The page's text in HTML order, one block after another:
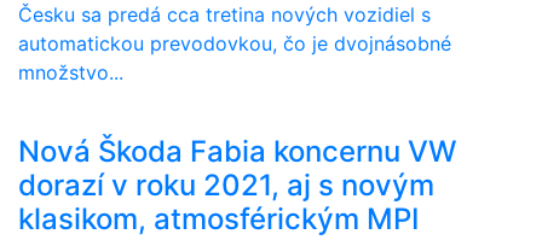
Česku sa predá cca tretina nových vozidiel s
automatickou prevodovkou, čo je dvojnásobné
množstvo...
Nová Škoda Fabia koncernu VW
dorazí v roku 2021, aj s novým
klasikom, atmosférickým MPI